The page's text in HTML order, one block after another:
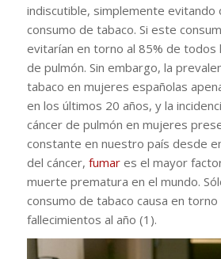
indiscutible, simplemente evitando
consumo de tabaco. Si este
evitarían en torno al 85% de todos
de pulmón. Sin embargo, la
tabaco en mujeres españolas
en los últimos 20 años, y la
cáncer de pulmón en mujeres
constante en nuestro país desde
del cáncer, fumares el mayor
muerte prematura en el mundo.
consumo de tabaco causa en torno
fallecimientos al año (1).